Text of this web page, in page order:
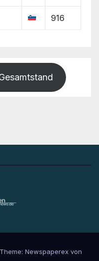
916
Theme: Newspaperex von